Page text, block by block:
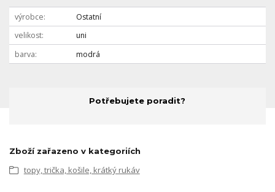
výrobce
Ostatní
velikost
uni
barva
modrá
Potřebujete poradit?
Zboží zařazeno v kategoriích
topy, trička, košile, krátký rukáv